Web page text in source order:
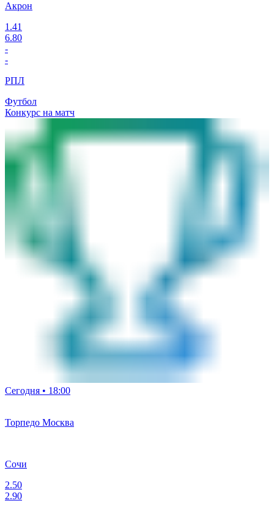
Акрон
1.41
6.80
-
-
РПЛ
Футбол
Конкурс на матч
Сегодня • 18:00
Торпедо Москва
Сочи
2.50
2.90